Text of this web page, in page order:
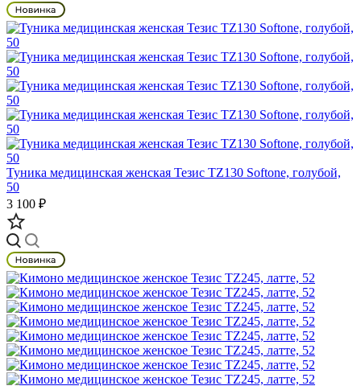
Туника медицинская женская Тезис TZ130 Softone, голубой,
50
3 100 ₽